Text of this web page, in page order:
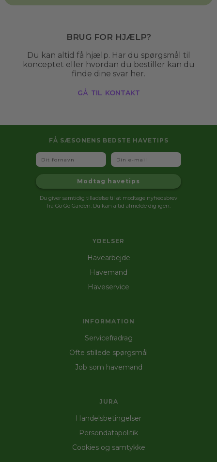
Brug for hjælp?
Du kan altid få hjælp. Har du spørgsmål til
konceptet eller hvordan du bestiller kan du
finde dine svar her.
gå til kontakt
YDELSER
Havearbejde
Havemand
Haveservice
INFORMATION
Servicefradrag
Ofte stillede spørgsmål
Job som havemand
JURA
Handelsbetingelser
Persondatapolitik
Cookies og samtykke
FÅ SÆSONENS BEDSTE HAVETIPS
Fornavn Email
Modtag havetips
Du giver samtidig tilladelse til at modtage nyhedsbrev
fra Go Go Garden. Du kan altid afmelde dig igen.